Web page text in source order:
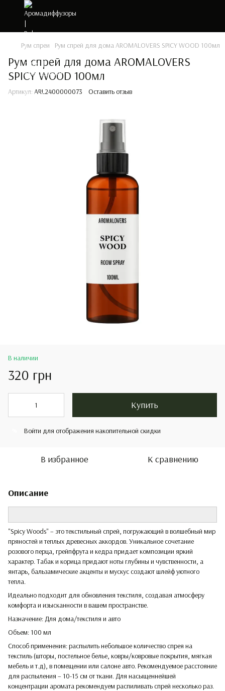
Рум спреи Рум спрей для дома AROMALOVERS SPICY WOOD 100мл
Рум спрей для дома AROMALOVERS
SPICY WOOD 100мл
Артикул: ARL2400000073 Оставить отзыв
В наличии
320 грн
Купить
Войти для отображения накопительной скидки
В избранное К сравнению
Описание
"Spicy Woods" – это текстильный спрей, погружающий в волшебный мир
пряностей и теплых древесных аккордов. Уникальное сочетание
розового перца, грейпфрута и кедра придает композиции яркий
характер. Табак и корица придают ноты глубины и чувственности, а
янтарь, бальзамические акценты и мускус создают шлейф уютного
тепла.
Идеально подходит для обновления текстиля, создавая атмосферу
комфорта и изысканности в вашем пространстве.
Назначение: Для дома/текстиля и авто
Объем: 100 мл
Способ применения: распылить небольшое количество спрея на
текстиль (шторы, постельное белье, ковры/ковровые покрытия, мягкая
мебель и т.д), в помещении или салоне авто. Рекомендуемое расстояние
для распыления – 10-15 см от ткани. Для насыщеннейшей
концентрации аромата рекомендуем распиливать спрей несколько раз.